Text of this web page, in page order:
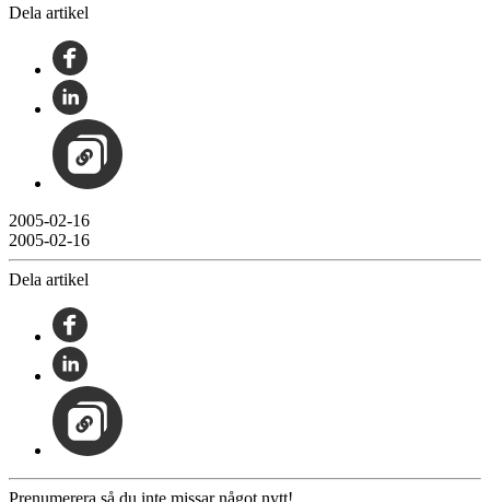
Dela artikel
2005-02-16
2005-02-16
Dela artikel
Prenumerera så du inte missar något nytt!